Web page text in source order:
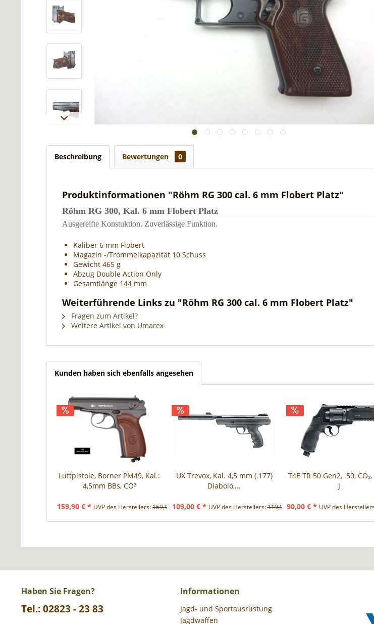
Beschreibung Bewertungen 0
Produktinformationen "Röhm RG 300 cal. 6 mm Flobert Platz"
Röhm RG 300, Kal. 6 mm Flobert Platz
Ausgereifte Konstuktion. Zuverlässige Funktion.
Kaliber 6 mm Flobert
Magazin -/Trommelkapazität 10 Schuss
Gewicht 465 g
Abzug Double Action Only
Gesamtlänge 144 mm
Weiterführende Links zu "Röhm RG 300 cal. 6 mm Flobert Platz"
Fragen zum Artikel?
Weitere Artikel von Umarex
Kunden haben sich ebenfalls angesehen
Luftpistole, Borner PM49, Kal.:
4,5mm BBs, CO²
159,90 € * UVP des Herstellers:169,90 € *
UX Trevox, Kal. 4,5 mm (.177)
Diabolo,...
109,00 € * UVP des Herstellers:119,90 € *
T4E TR 50 Gen2, .50,
J
90,00 € * UVP des
Haben Sie Fragen?
Tel.: 02823 - 23 83
Informationen
Jagd- und Sportausrüstung
Jagdwaffen